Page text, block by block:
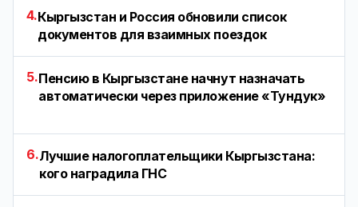
4.Кыргызстан и Россия обновили список
документов для взаимных поездок
5.Пенсию в Кыргызстане начнут назначать
автоматически через приложение «Тундук»
6.Лучшие налогоплательщики Кыргызстана:
кого наградила ГНС